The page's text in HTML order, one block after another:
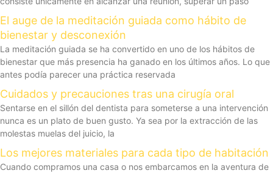
El auge de la meditación guiada como hábito de
bienestar y desconexión
La meditación guiada se ha convertido en uno de los hábitos de
bienestar que más presencia ha ganado en los últimos años. Lo que
antes podía parecer una práctica reservada
Cuidados y precauciones tras una cirugía oral
Sentarse en el sillón del dentista para someterse a una intervención
nunca es un plato de buen gusto. Ya sea por la extracción de las
molestas muelas del juicio, la
Los mejores materiales para cada tipo de habitación
Cuando compramos una casa o nos embarcamos en la aventura de